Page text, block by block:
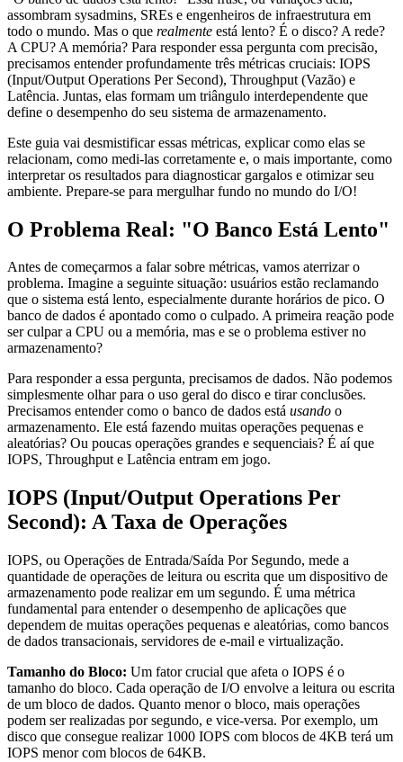
assombram sysadmins, SREs e engenheiros de infraestrutura em
todo o mundo. Mas o que realmente está lento? É o disco? A rede?
A CPU? A memória? Para responder essa pergunta com precisão,
precisamos entender profundamente três métricas cruciais: IOPS
(Input/Output Operations Per Second), Throughput (Vazão) e
Latência. Juntas, elas formam um triângulo interdependente que
define o desempenho do seu sistema de armazenamento.
Este guia vai desmistificar essas métricas, explicar como elas se
relacionam, como medi-las corretamente e, o mais importante, como
interpretar os resultados para diagnosticar gargalos e otimizar seu
ambiente. Prepare-se para mergulhar fundo no mundo do I/O!
O Problema Real: "O Banco Está Lento"
Antes de começarmos a falar sobre métricas, vamos aterrizar o
problema. Imagine a seguinte situação: usuários estão reclamando
que o sistema está lento, especialmente durante horários de pico. O
banco de dados é apontado como o culpado. A primeira reação pode
ser culpar a CPU ou a memória, mas e se o problema estiver no
armazenamento?
Para responder a essa pergunta, precisamos de dados. Não podemos
simplesmente olhar para o uso geral do disco e tirar conclusões.
Precisamos entender como o banco de dados está usando o
armazenamento. Ele está fazendo muitas operações pequenas e
aleatórias? Ou poucas operações grandes e sequenciais? É aí que
IOPS, Throughput e Latência entram em jogo.
IOPS (Input/Output Operations Per
Second): A Taxa de Operações
IOPS, ou Operações de Entrada/Saída Por Segundo, mede a
quantidade de operações de leitura ou escrita que um dispositivo de
armazenamento pode realizar em um segundo. É uma métrica
fundamental para entender o desempenho de aplicações que
dependem de muitas operações pequenas e aleatórias, como bancos
de dados transacionais, servidores de e-mail e virtualização.
Tamanho do Bloco: Um fator crucial que afeta o IOPS é o
tamanho do bloco. Cada operação de I/O envolve a leitura ou escrita
de um bloco de dados. Quanto menor o bloco, mais operações
podem ser realizadas por segundo, e vice-versa. Por exemplo, um
disco que consegue realizar 1000 IOPS com blocos de 4KB terá um
IOPS menor com blocos de 64KB.